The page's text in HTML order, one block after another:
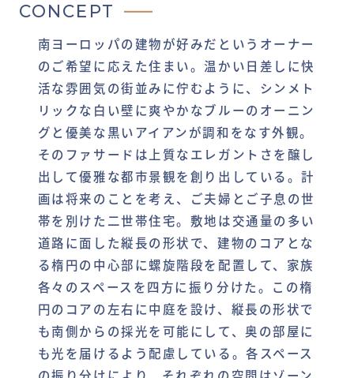
CONCEPT
南ヨーロッパの建物が好みだというオーナー
のご希望に応えた住まい。温かい日差しに快
活な雰囲気の街並みに佇むように、シンメト
リックな白い壁に爽やかなブルーのオーニン
グと優美な黒いアイアンが調和をなす外観。
そのファサードは上質なエレガントさを醸し
出して優雅な都市景観を創り出している。計
画は将来のことを考え、ご夫婦とご子息の世
帯を別けた二世帯住宅。敷地は交通量の多い
道路に面した縦長の形状で、建物のコアとな
る楕円の中心部に螺旋階段を配置して、家族
各々のスペースを四方に振り分けた。この楕
円のコアの左右に中庭を設け、縦長の形状で
も南側からの採光を可能にして、奥の部屋に
も光を届けるよう配慮している。各スペース